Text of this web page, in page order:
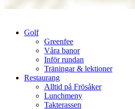
Golf
Greenfee
Våra banor
Inför rundan
Träningar & lektioner
Restaurang
Alltid på Frösåker
Lunchmeny
Takterassen